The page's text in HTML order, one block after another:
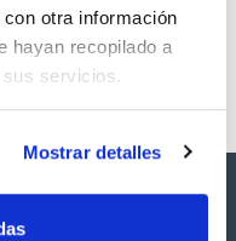
otra información
hayan recopilado a
servicios.
Mostrar detalles